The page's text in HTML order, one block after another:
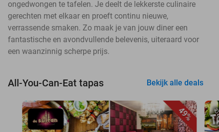
ongedwongen te tafelen. Je deelt de lekkerste culinaire
gerechten met elkaar en proeft continu nieuwe,
verrassende smaken. Zo maak je van jouw diner een
fantastische en avondvullende belevenis, uiteraard voor
een waanzinnig scherpe prijs.
All-You-Can-Eat tapas Bekijk alle deals
49%